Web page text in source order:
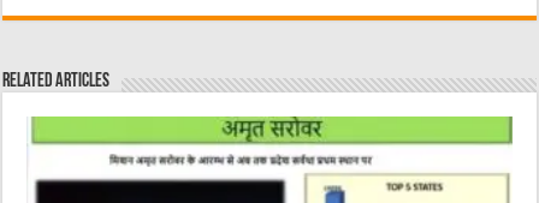
c
e
b
o
o
it
r
C
at
ai ss
n
g
er
at
A
p
p
Related Articles